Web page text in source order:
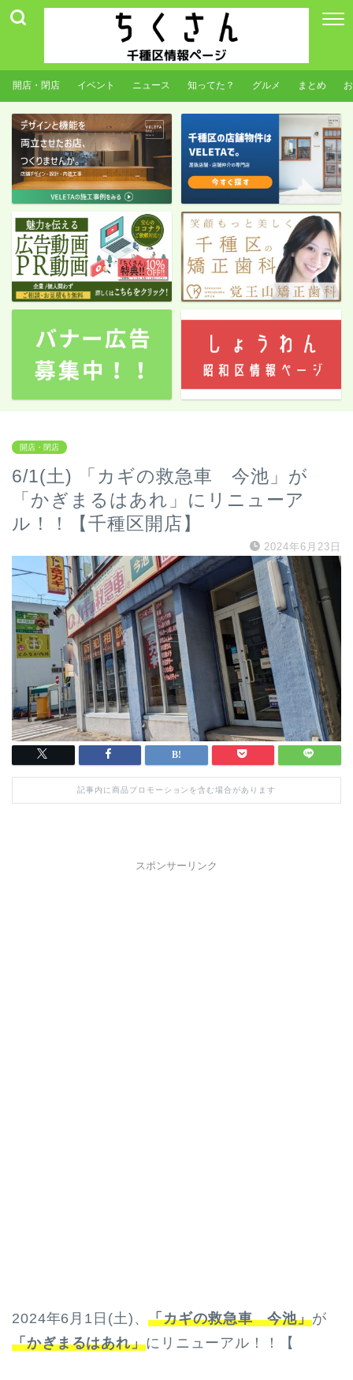
開店・閉店 イベント ニュース 知ってた？ グルメ まとめ
開店・閉店
6/1(土) 「カギの救急車 今池」が
「かぎまるはあれ」にリニューア
ル！！【千種区開店】
2024年6月23日
記事内に商品プロモーションを含む場合があります
スポンサーリンク
2024年6月1日(土)、「カギの救急車 今池」が
「かぎまるはあれ」にリニューアル！！【